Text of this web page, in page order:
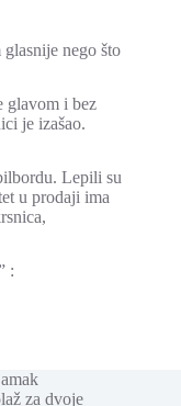
glasnije nego što
glavom i bez
je izašao.
Lepili su
u prodaji ima
:
za dvoje